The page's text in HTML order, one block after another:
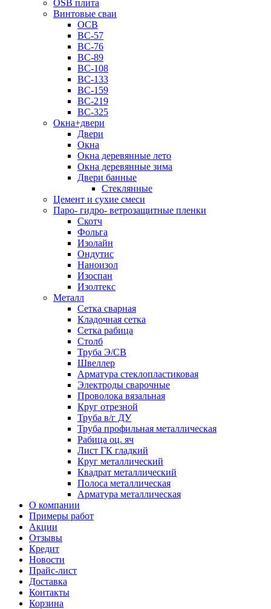
OSB плита
Винтовые сваи
ОСВ
ВС-57
ВС-76
ВС-89
ВС-108
ВС-133
ВС-159
ВС-219
ВС-325
Окна+двери
Двери
Окна
Окна деревянные лето
Окна деревянные зима
Двери банные
Стеклянные
Цемент и сухие смеси
Паро- гидро- ветрозащитные пленки
Скотч
Фольга
Изолайн
Ондутис
Наноизол
Изоспан
Изолтекс
Металл
Сетка сварная
Кладочная сетка
Сетка рабица
Столб
Труба Э/СВ
Швеллер
Арматура стеклопластиковая
Электроды сварочные
Проволока вязальная
Круг отрезной
Труба в/г ДУ
Труба профильная металлическая
Рабица оц. яч
Лист ГК гладкий
Круг металлический
Квадрат металлический
Полоса металлическая
Арматура металлическая
О компании
Примеры работ
Акции
Отзывы
Кредит
Новости
Прайс-лист
Доставка
Контакты
Корзина